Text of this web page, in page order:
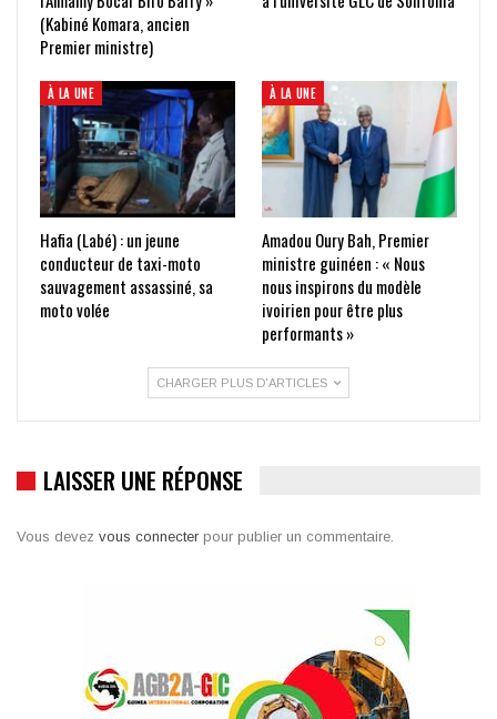
(Kabiné Komara, ancien
Premier ministre)
À LA UNE
Hafia (Labé) : un jeune
conducteur de taxi-moto
sauvagement assassiné, sa
moto volée
À LA UNE
Amadou Oury Bah, Premier
ministre guinéen : « Nous
nous inspirons du modèle
ivoirien pour être plus
performants »
CHARGER PLUS D'ARTICLES
LAISSER UNE RÉPONSE
Vous devez vous connecter pour publier un commentaire.